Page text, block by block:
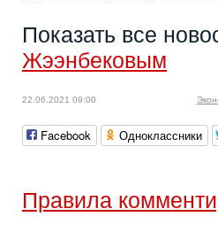
Показать все
Жээнбековым
22.06.2021 09:00
Facebook Одноклассники
Правила